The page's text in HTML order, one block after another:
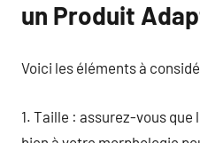
un Produit
Voici les éléments à
1. Taille : assurez-vous que